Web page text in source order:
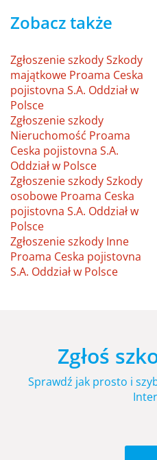
Zobacz także
Zgłoszenie szkody Szkody
majątkowe Proama Ceska
pojistovna S.A. Oddział w
Polsce
Zgłoszenie szkody
Nieruchomość Proama
Ceska pojistovna S.A.
Oddział w Polsce
Zgłoszenie szkody Szkody
osobowe Proama Ceska
pojistovna S.A. Oddział w
Polsce
Zgłoszenie szkody Inne
Proama Ceska pojistovna
S.A. Oddział w Polsce
Zgłoś
Sprawdź jak prosto i